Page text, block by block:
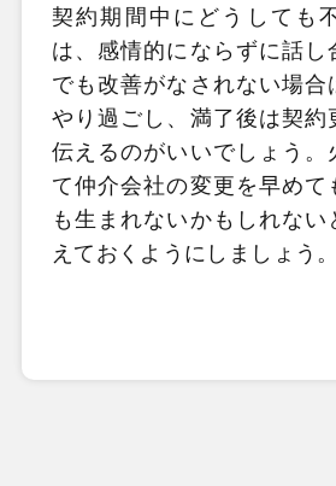
契約期間中にどうしても
は、感情的にならずに話し
でも改善がなされない場合
やり過ごし、満了後は契約
伝えるのがいいでしょう。
て仲介会社の変更を早めて
も生まれないかもしれない
えておくようにしましょう。